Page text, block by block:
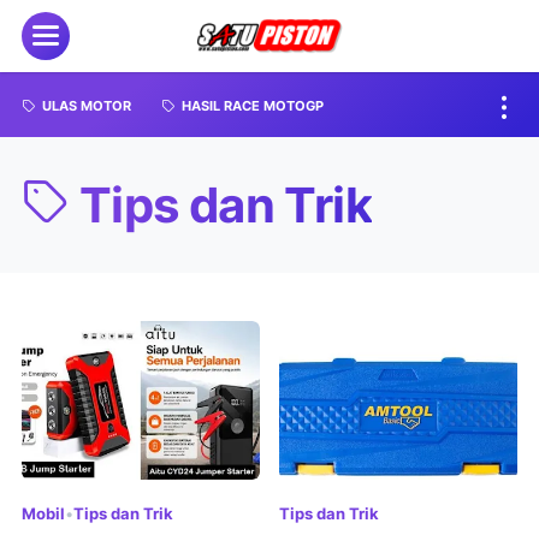
ULAS MOTOR HASIL RACE MOTOGP
Tips dan Trik
Mobil •Tips dan Trik Tips dan Trik